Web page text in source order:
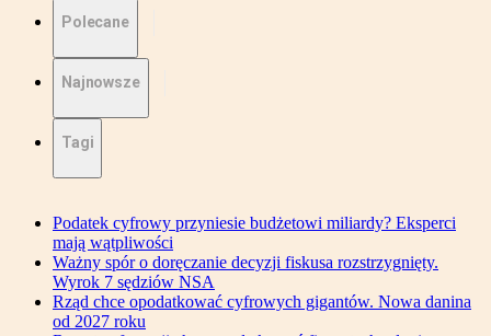
Polecane
Najnowsze
Tagi
Podatek cyfrowy przyniesie budżetowi miliardy? Eksperci
mają wątpliwości
Ważny spór o doręczanie decyzji fiskusa rozstrzygnięty.
Wyrok 7 sędziów NSA
Rząd chce opodatkować cyfrowych gigantów. Nowa danina
od 2027 roku